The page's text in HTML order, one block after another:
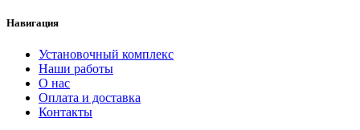
Навигация
Установочный комплекс
Наши работы
О нас
Оплата и доставка
Контакты